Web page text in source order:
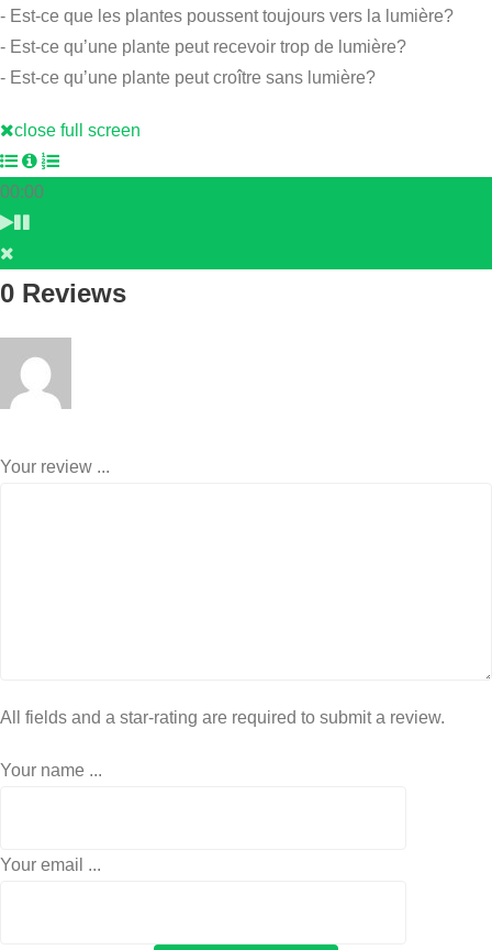
- Est-ce que les plantes poussent toujours vers la lumière?
- Est-ce qu’une plante peut recevoir trop de lumière?
- Est-ce qu’une plante peut croître sans lumière?
close full screen
00:00
0 Reviews
Your review ...
All fields and a star-rating are required to submit a review.
Your name ...
Your email ...